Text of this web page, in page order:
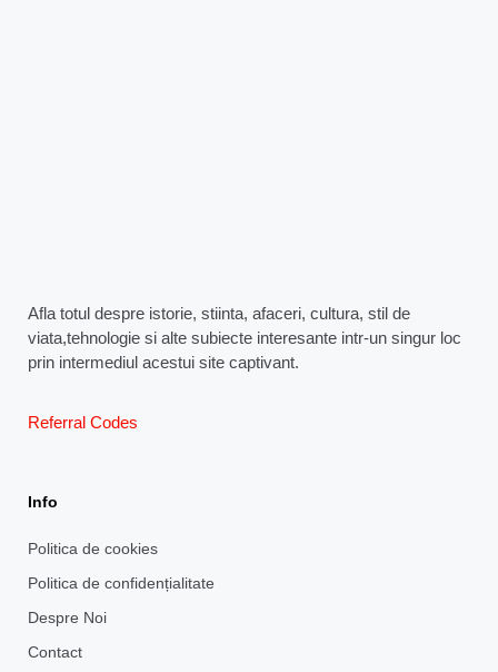
Afla totul despre istorie, stiinta, afaceri, cultura, stil de
viata,tehnologie si alte subiecte interesante intr-un singur loc
prin intermediul acestui site captivant.
Referral Codes
Info
Politica de cookies
Politica de confidențialitate
Despre Noi
Contact